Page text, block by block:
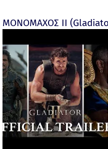
ΜΟΝΟΜΑΧΟΣ ΙΙ